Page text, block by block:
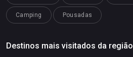
Camping Pousadas
Destinos mais visitados da região